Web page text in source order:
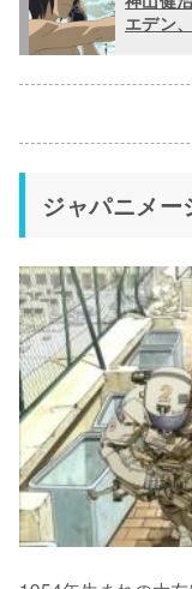
エデン
ジャパニメ